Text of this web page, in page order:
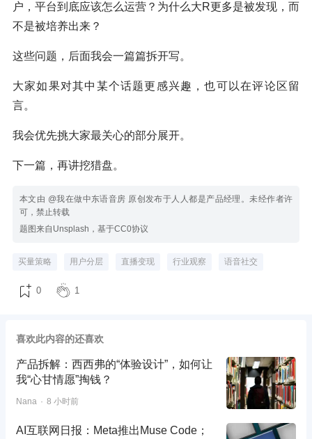
户，平台到底应该怎么运营？为什么大R更多是被发现，而
不是被培养出来？
这些问题，后面我会一篇篇拆开写。
大家如果对其中某个话题更感兴趣，也可以在评论区留
言。
我会优先挑大家最关心的部分展开。
下一篇，再讲挖猎盘。
本文由 @我在做中东语音房 原创发布于人人都是产品经理。未经作者许
可，禁止转载
题图来自Unsplash，基于CC0协议
买量策略 用户分层 直播变现 行业观察 语音社交
0 1
喜欢此内容的还喜欢
产品拆解：西西弗的“体验设计”，如何让
我“心甘情愿”掏钱？
Nana 8 小时前
AI互联网日报：Meta推出Muse Code；